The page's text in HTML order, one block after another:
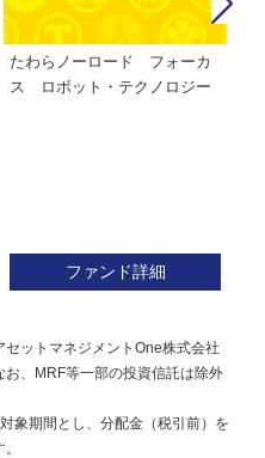
たわらノーロード フォーカ
ス ロボット・テクノロジー
ファンド詳細
ットマネジメントOne株式会社
、MRF等一部の投資信託は除外
象期間とし、分配金（税引前）を